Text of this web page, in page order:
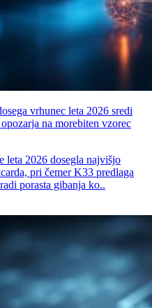
vrhunec leta 2026 sredi
na morebiten vzorec
leta 2026 dosegla najvišjo
pri čemer K33 predlaga
porasta gibanja ko..